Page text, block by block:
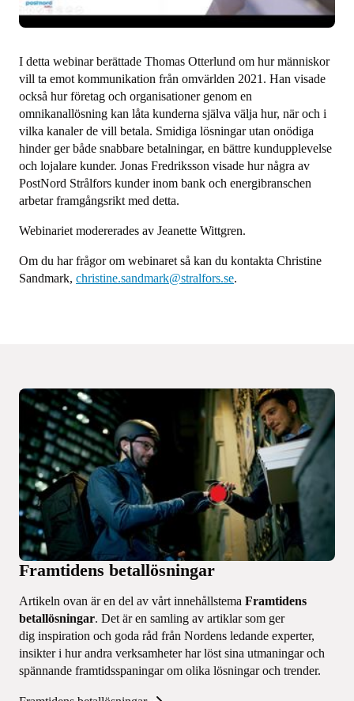
I detta webinar berättade Thomas Otterlund om hur människor
vill ta emot kommunikation från omvärlden 2021. Han visade
också hur företag och organisationer genom en
omnikanallösning kan låta kunderna själva välja hur, när och i
vilka kanaler de vill betala. Smidiga lösningar utan onödiga
hinder ger både snabbare betalningar, en bättre kundupplevelse
och lojalare kunder. Jonas Fredriksson visade hur några av
PostNord Strålfors kunder inom bank och energibranschen
arbetar framgångsrikt med detta.
Webinariet modererades av Jeanette Wittgren.
Om du har frågor om webinaret så kan du kontakta Christine
Sandmark, christine.sandmark@stralfors.se.
Framtidens betallösningar
Artikeln ovan är en del av vårt innehållstema Framtidens
betallösningar. Det är en samling av artiklar som ger
dig inspiration och goda råd från Nordens ledande experter,
insikter i hur andra verksamheter har löst sina utmaningar och
spännande framtidsspaningar om olika lösningar och trender.